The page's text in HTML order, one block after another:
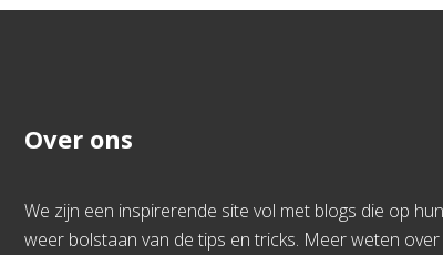
Over ons
We zijn een inspirerende site vol met blogs die op
weer bolstaan van de tips en tricks. Meer weten over